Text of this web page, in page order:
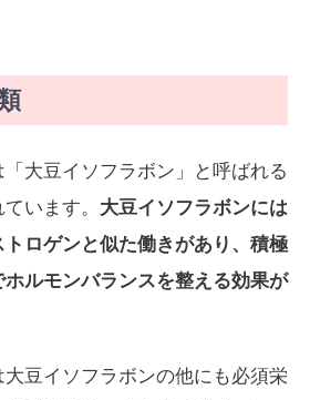
大豆イソフラボン」と呼ばれる
います。 大豆イソフラボンには
ロゲンと似た働きがあり、積極
ルモンバランスを整える効果が
豆イソフラボンの他にも必須栄